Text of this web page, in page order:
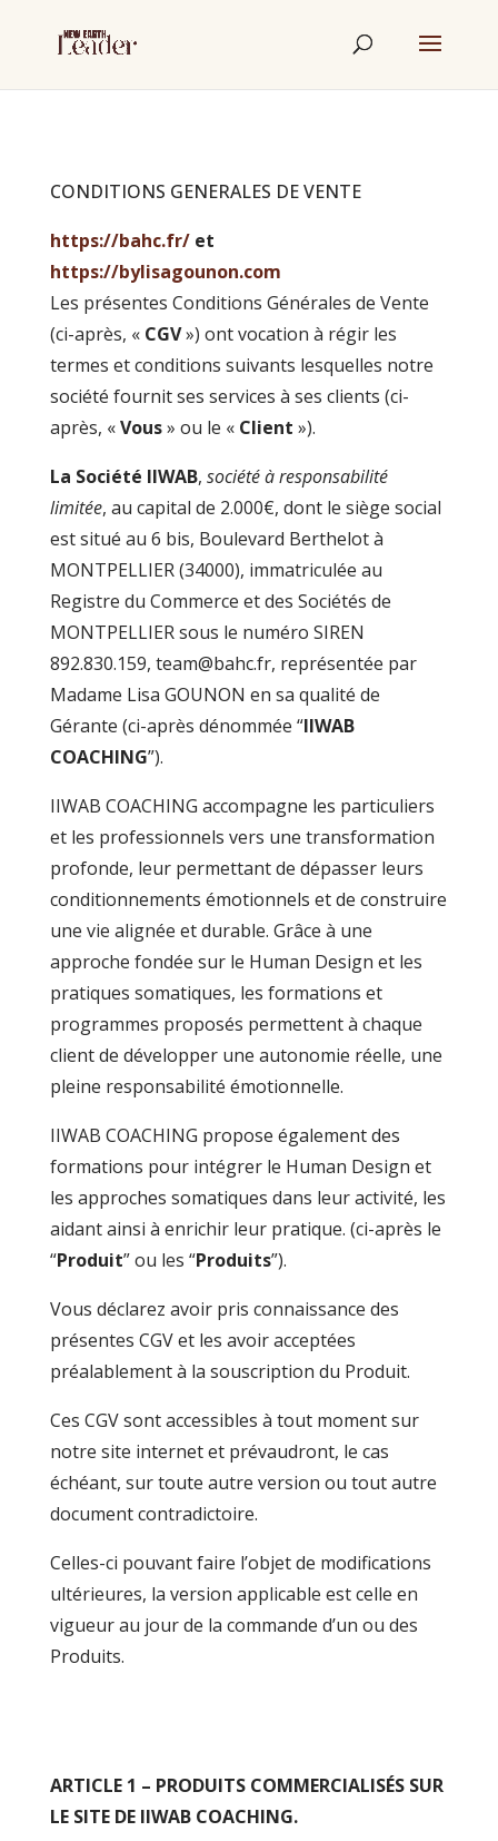
CONDITIONS GENERALES DE VENTE
https://bahc.fr/et
https://bylisagounon.com
Les présentes Conditions Générales de Vente
(ci-après, « CGV») ont vocation à régir les
termes et conditions suivants lesquelles notre
société fournit ses services à ses clients (ci-
après, «Vous» ou le « Client »).
La Société IIWAB, société à responsabilité
limitée, au capital de 2.000€, dont le siège social
est situé au 6 bis, Boulevard Berthelot à
MONTPELLIER (34000), immatriculée au
Registre du Commerce et des Sociétés de
MONTPELLIER sous le numéro SIREN
892.830.159, team@bahc.fr, représentée par
Madame Lisa GOUNON en sa qualité de
Gérante (ci-après dénommée “IIWAB
COACHING”).
IIWAB COACHING accompagne les particuliers
et les professionnels vers une transformation
profonde, leur permettant de dépasser leurs
conditionnements émotionnels et de construire
une vie alignée et durable. Grâce à une
approche fondée sur le Human Design et les
pratiques somatiques, les formations et
programmes proposés permettent à chaque
client de développer une autonomie réelle, une
pleine responsabilité émotionnelle.
IIWAB COACHING propose également des
formations pour intégrer le Human Design et
les approches somatiques dans leur activité, les
aidant ainsi à enrichir leur pratique. (ci-après le
“Produit” ou les “Produits”).
Vous déclarez avoir pris connaissance des
présentes CGV et les avoir acceptées
préalablement à la souscription du Produit.
Ces CGV sont accessibles à tout moment sur
notre site internet et prévaudront, le cas
échéant, sur toute autre version ou tout autre
document contradictoire.
Celles-ci pouvant faire l’objet de modifications
ultérieures, la version applicable est celle en
vigueur au jour de la commande d’un ou des
Produits.
ARTICLE 1 – PRODUITS COMMERCIALISÉS SUR
LE SITE DE IIWAB COACHING.